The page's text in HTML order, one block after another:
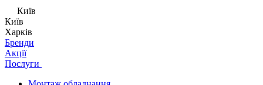
Київ
Київ
Харків
Бренди
Акції
Послуги